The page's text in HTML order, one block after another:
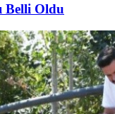
Belli Oldu